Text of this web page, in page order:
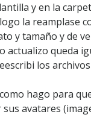
y en la
la reamplase
y tamaño y de
actualizo queda
los
hago para
avatares